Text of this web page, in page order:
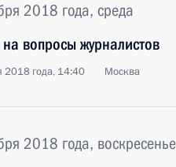
2018 года, среда
вопросы журналистов
2018 года, 14:40 Москва
2018 года, воскресенье